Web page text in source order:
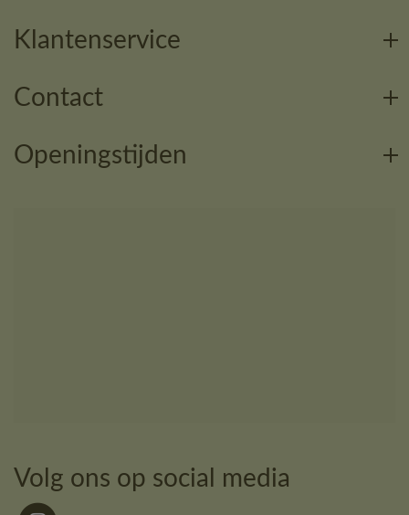
Klantenservice
Contact
Openingstijden
Volg ons op social media